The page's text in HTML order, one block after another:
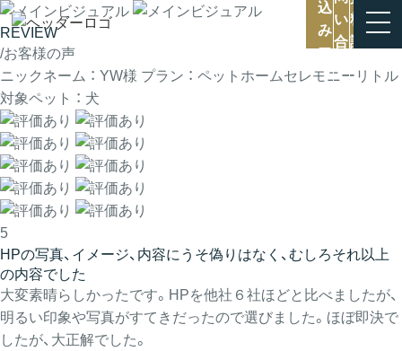
REVIEW
/お客様の声
ニックネーム ： YW様 プラン ： ペットホームセレモニーリトル
対象ペット ： 犬
5
HPの写真、イメージ、内容にうそ偽りはなく、むしろそれ以上
の内容でした
大変素晴らしかったです。HPを他社６社ほどと比べましたが、
明るい印象や写真がすてきだったので選びました。ほぼ即決で
したが、大正解でした。